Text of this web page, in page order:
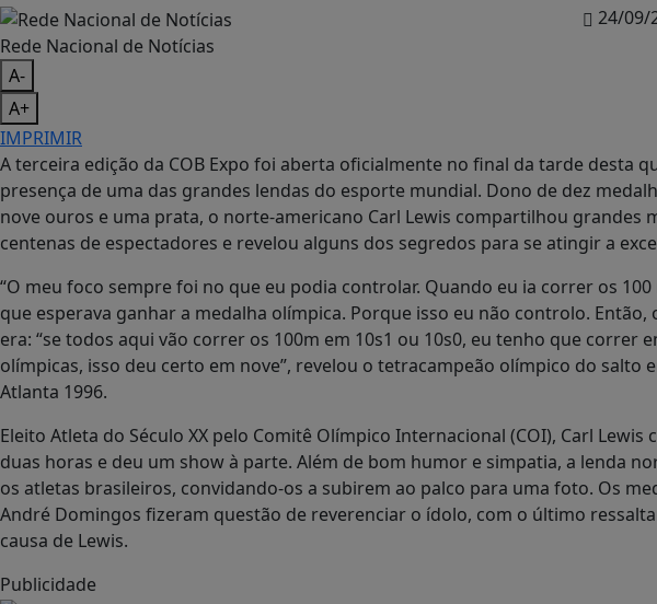
Rede Nacional de Notícias
24/09/
A-
A+
IMPRIMIR
A terceira edição da COB Expo foi aberta oficialmente no final da tarde desta
presença de uma das grandes lendas do esporte mundial. Dono de dez
nove ouros e uma prata, o norte-americano Carl Lewis compartilhou grandes
centenas de espectadores e revelou alguns dos segredos para se atingir a
“O meu foco sempre foi no que eu podia controlar. Quando eu ia correr os
que esperava ganhar a medalha olímpica. Porque isso eu não controlo.
era: “se todos aqui vão correr os 100m em 10s1 ou 10s0, eu tenho que correr
olímpicas, isso deu certo em nove”, revelou o tetracampeão olímpico do salto
Atlanta 1996.
Eleito Atleta do Século XX pelo Comitê Olímpico Internacional (COI), Carl
duas horas e deu um show à parte. Além de bom humor e simpatia, a lenda
os atletas brasileiros, convidando-os a subirem ao palco para uma foto. Os
André Domingos fizeram questão de reverenciar o ídolo, com o último
causa de Lewis.
Publicidade